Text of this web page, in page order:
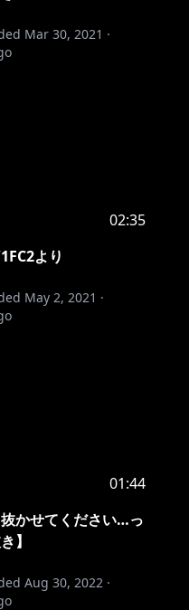
Mar 30, 2021 ·
02:35
より
May 2, 2021 ·
01:44
かせてください…っ
】
Aug 30, 2022 ·